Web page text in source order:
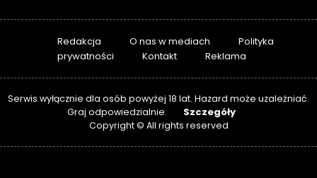
Redakcja O nas w mediach
Polityka
prywatności
Kontakt Reklama
Serwis wyłącznie dla osób powyżej 18 lat. Hazard może uzależniać.
Graj odpowiedzialnie.
Szczegóły
Copyright © All rights reserved